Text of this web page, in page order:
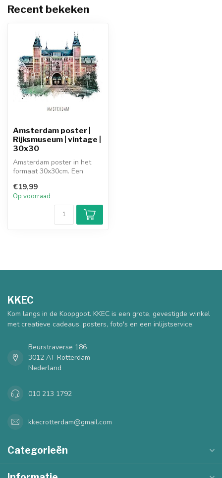
Recent bekeken
Amsterdam poster |
Rijksmuseum | vintage |
30x30
Amsterdam poster in het
formaat 30x30cm. Een
Rijksmuseum ...
€19,99
Op voorraad
KKEC
Kom langs in de Koopgoot. KKEC is een grote, gevestigde winkel
met creatieve cadeaus, posters, foto's en een inlijstservice.
Beurstraverse 186
3012 AT Rotterdam
Nederland
010 213 1792
kkecrotterdam@gmail.com
Categorieën